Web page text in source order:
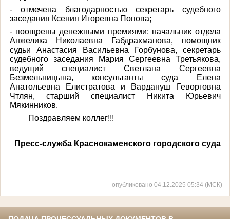
- отмечена благодарностью секретарь судебного
заседания Ксения Игоревна Попова;
- поощрены денежными премиями: начальник отдела
Анжелика Николаевна Габдрахманова, помощник
судьи Анастасия Васильевна Горбунова, секретарь
судебного заседания Мария Сергеевна Третьякова,
ведущий специалист Светлана Сергеевна
Безмельницына, консультанты суда Елена
Анатольевна Елистратова и Вардануш Геворговна
Чтлян, старший специалист Никита Юрьевич
Мякинников.
Поздравляем коллег!!!
Пресс-служба Краснокаменского городского суда
опубликовано 04.12.2025 05:34 (МСК)